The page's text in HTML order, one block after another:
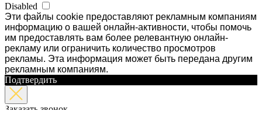
Disabled
Эти файлы cookie предоставляют рекламным компаниям
информацию о вашей онлайн-активности, чтобы помочь
им предоставлять вам более релевантную онлайн-
рекламу или ограничить количество просмотров
рекламы. Эта информация может быть передана другим
рекламным компаниям.
Подтвердить
Заказать звонок